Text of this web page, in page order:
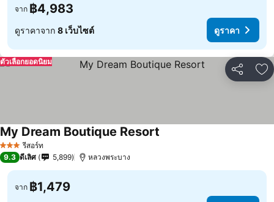
จาก ฿4,983
ดูราคาจาก 8 เว็บไซต์ ดูราคา
แชร์ เ
ตัวเลือกยอดนิยม
3 ดาว รีสอร์ท
My Dream Boutique Resort
9.3 ดีเลิศ 5,899 หลวงพระบาง
จาก ฿1,479